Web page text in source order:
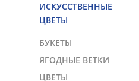
ИСКУССТВЕННЫЕ
ЦВЕТЫ
БУКЕТЫ
ЯГОДНЫЕ ВЕТКИ
ЦВЕТЫ